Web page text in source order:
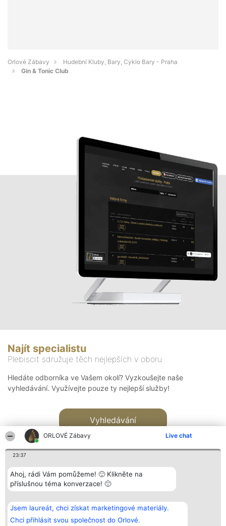
ORLOVÉ Zábavy Live chat
23:37
Ahoj, rádi Vám pomůžeme! 🙂 Klikněte na
příslušnou téma konverzace! 🙂
Jsem laureát, chci získat marketingové materiály.
Chci přihlásit svou společnost do Orlové.
Orlové Zábavy
Hudební Kluby, Bary, Cyklo Bary - Praha
Gin & Tonic Club
Najít specialistu
Plebiscit sdružuje těch nejlepších v oboru
Hledáte odborníka ve Vašem okolí? Vyzkoušejte naše
vyhledávání. Využívejte pouze ty nejlepší služby!
Vyhledávání
Bright Side Solutions sp. z o.
o. sp. k.
ul. Ruska 22
Wrocław 50-079
Vítězové
Seznam všech
laureátů
Zásady
Kontakt